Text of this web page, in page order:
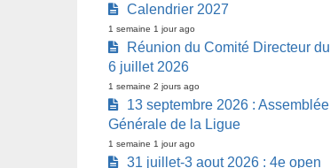
Calendrier 2027
1 semaine 1 jour ago
Réunion du Comité Directeur du
6 juillet 2026
1 semaine 2 jours ago
13 septembre 2026 : Assemblée
Générale de la Ligue
1 semaine 1 jour ago
31 juillet-3 aout 2026 : 4e open